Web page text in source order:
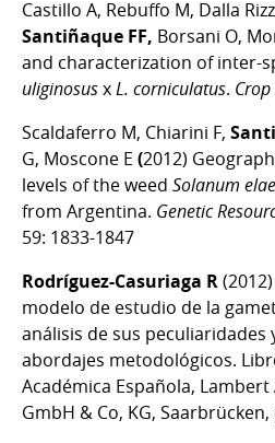
Castillo A, Rebuffo M, Dalla
Santiñaque FF, Borsani O,
and characterization of inter-
uliginosusxL. corniculatus. Crop
Scaldaferro M, Chiarini F,
G, Moscone E (2012)
levels of the weed Solanum
from Argentina. Genetic
59: 1833-1847
Rodríguez-Casuriaga R
modelo de estudio de la
análisis de sus
abordajes metodológicos.
Académica Española,
GmbH & Co, KG, Saarbrücken,